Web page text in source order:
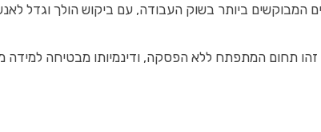
ביותר בשוק העבודה, עם ביקוש הולך וגדל
תחום המתפתח ללא הפסקה, ודינמיותו מבטיחה למידה